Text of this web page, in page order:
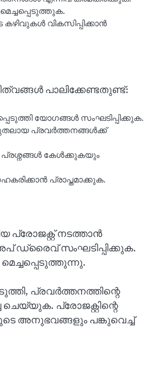
വികസിപ്പിക്കാൻ
പാലിക്കേണ്ടതുണ്ട്:
യോഗങ്ങൾ സംഘടിപ്പിക്കുക.
പ്രവർത്തനങ്ങൾക്ക്
കേൾക്കുകയും
പ്രാപ്തമാക്കുക.
പ്രോജക്റ്റ് നടത്താൻ
ഡ്രൈവ് സംഘടിപ്പിക്കുക.
പ്രവർത്തനത്തിന്റെ
പ്രോജക്റ്റിന്റെ
അനുഭവങ്ങളും പങ്കുവെച്ച്